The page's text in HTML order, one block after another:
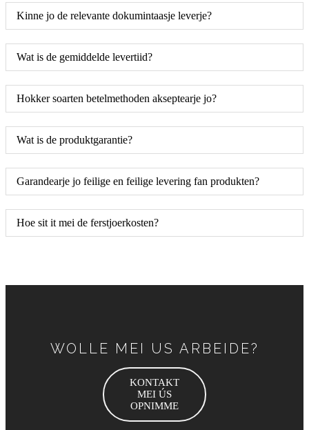
Kinne jo de relevante dokumintaasje leverje?
Wat is de gemiddelde levertiid?
Hokker soarten betelmethoden akseptearje jo?
Wat is de produktgarantie?
Garandearje jo feilige en feilige levering fan produkten?
Hoe sit it mei de ferstjoerkosten?
WOLLE MEI US ARBEIDE?
KONTAKT
MEI ÚS
OPNIMME